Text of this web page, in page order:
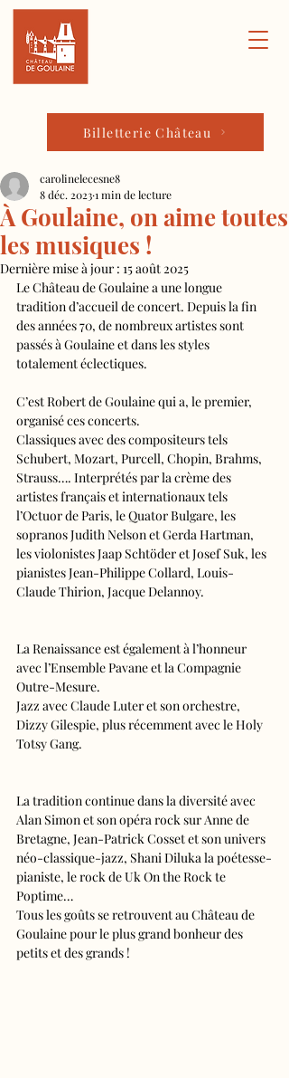
Billetterie Château
À Goulaine, on aime toutes
les musiques !
carolinelecesne8
8 déc. 20231 min de lecture
Dernière mise à jour : 15 août 2025
Le Château de Goulaine a une longue
tradition d’accueil de concert. Depuis la fin
des années 70, de nombreux artistes sont
passés à Goulaine et dans les styles
totalement éclectiques.
C’est Robert de Goulaine qui a, le premier,
organisé ces concerts.
Classiques avec des compositeurs tels
Schubert, Mozart, Purcell, Chopin, Brahms,
Strauss…. Interprétés par la crème des
artistes français et internationaux tels
l’Octuor de Paris, le Quator Bulgare, les
sopranos Judith Nelson et Gerda Hartman,
les violonistes Jaap Schtöder et Josef Suk, les
pianistes Jean-Philippe Collard, Louis-
Claude Thirion, Jacque Delannoy.
La Renaissance est également à l’honneur
avec l’Ensemble Pavane et la Compagnie
Outre-Mesure.
Jazz avec Claude Luter et son orchestre,
Dizzy Gilespie, plus récemment avec le Holy
Totsy Gang.
La tradition continue dans la diversité avec
Alan Simon et son opéra rock sur Anne de
Bretagne, Jean-Patrick Cosset et son univers
néo-classique-jazz, Shani Diluka la poétesse-
pianiste, le rock de Uk On the Rock te
Poptime…
Tous les goûts se retrouvent au Château de
Goulaine pour le plus grand bonheur des
petits et des grands !